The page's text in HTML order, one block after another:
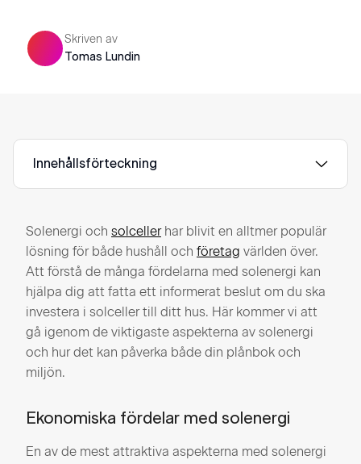
Skriven av
Tomas Lundin
Innehållsförteckning
Solenergi och solcellerhar blivit en alltmer populär
lösning för både hushåll och företag världen över.
Att förstå de många fördelarna med solenergi kan
hjälpa dig att fatta ett informerat beslut om du ska
investera i solceller till ditt hus. Här kommer vi att
gå igenom de viktigaste aspekterna av solenergi
och hur det kan påverka både din plånbok och
miljön.
Ekonomiska fördelar med solenergi
En av de mest attraktiva aspekterna med solenergi